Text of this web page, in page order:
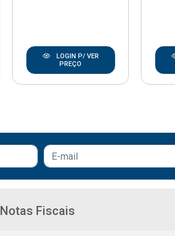
LOGIN P/ VER
PREÇO
Notas Fiscais